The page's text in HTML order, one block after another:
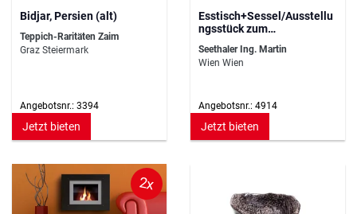
Bidjar, Persien (alt)
Teppich-Raritäten Zaim
Graz Steiermark
Angebotsnr.: 3394
Jetzt bieten
Esstisch+Sessel/Ausstellu
ngsstück zum
Seethaler Ing. Martin
Wien Wien
Angebotsnr.: 4914
Jetzt bieten
2x